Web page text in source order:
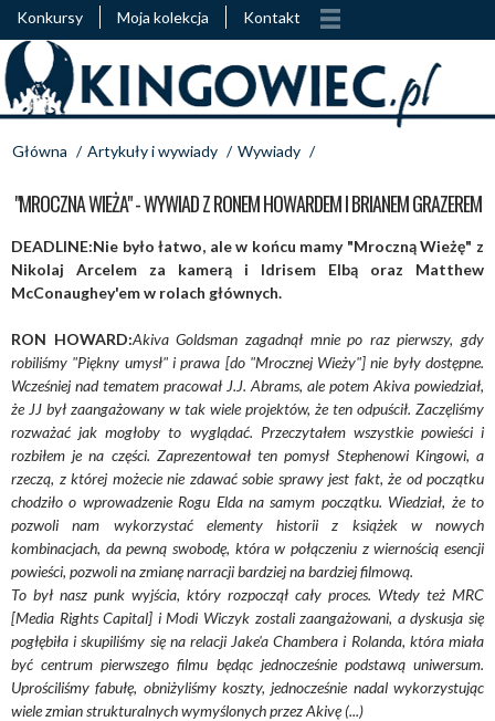
Konkursy Moja kolekcja Kontakt
Główna / Artykuły i wywiady / Wywiady /
"MROCZNA WIEŻA" - WYWIAD Z RONEM HOWARDEM I BRIANEM GRAZEREM
DEADLINE:Nie było łatwo, ale w końcu mamy "Mroczną Wieżę" z
Nikolaj Arcelem za kamerą i Idrisem Elbą oraz Matthew
McConaughey'em w rolach głównych.
RON HOWARD:Akiva Goldsman zagadnął mnie po raz pierwszy, gdy
robiliśmy "Piękny umysł" i prawa [do "Mrocznej Wieży"] nie były dostępne.
Wcześniej nad tematem pracował J.J. Abrams, ale potem Akiva powiedział,
że JJ był zaangażowany w tak wiele projektów, że ten odpuścił. Zaczęliśmy
rozważać jak mogłoby to wyglądać. Przeczytałem wszystkie powieści i
rozbiłem je na części. Zaprezentował ten pomysł Stephenowi Kingowi, a
rzeczą, z której możecie nie zdawać sobie sprawy jest fakt, że od początku
chodziło o wprowadzenie Rogu Elda na samym początku. Wiedział, że to
pozwoli nam wykorzystać elementy historii z książek w nowych
kombinacjach, da pewną swobodę, która w połączeniu z wiernością esencji
powieści, pozwoli na zmianę narracji bardziej na bardziej filmową.
To był nasz punk wyjścia, który rozpoczął cały proces. Wtedy też MRC
[Media Rights Capital] i Modi Wiczyk zostali zaangażowani, a dyskusja się
pogłębiła i skupiliśmy się na relacji Jake'a Chambera i Rolanda, która miała
być centrum pierwszego filmu będąc jednocześnie podstawą uniwersum.
Uprościliśmy fabułę, obniżyliśmy koszty, jednocześnie nadal wykorzystując
wiele zmian strukturalnych wymyślonych przez Akivę (...)